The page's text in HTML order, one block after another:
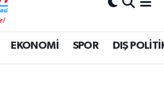
EKONOMİ SPOR DIŞ